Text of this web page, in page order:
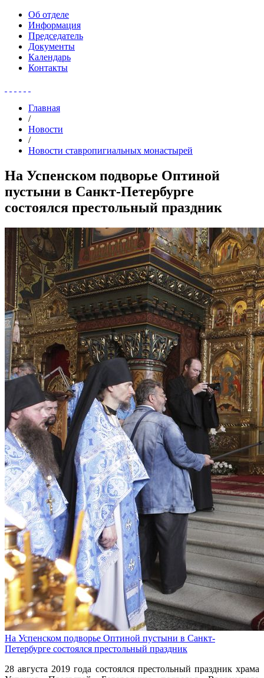
Об отделе
Информация
Председатель
Документы
Календарь
Контакты
Главная
/
Новости
/
Новости ставропигиальных монастырей
На Успенском подворье Оптиной
пустыни в Санкт-Петербурге
состоялся престольный праздник
На Успенском подворье Оптиной пустыни в Санкт-
Петербурге состоялся престольный праздник
28 августа 2019 года состоялся престольный праздник храма